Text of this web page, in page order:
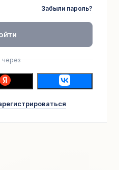
Забыли пароль?
через